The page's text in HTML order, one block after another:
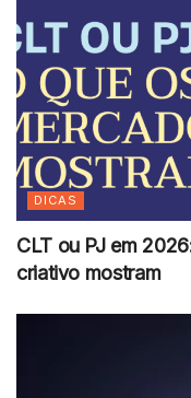
DICAS
CLT ou PJ em
criativo mostram